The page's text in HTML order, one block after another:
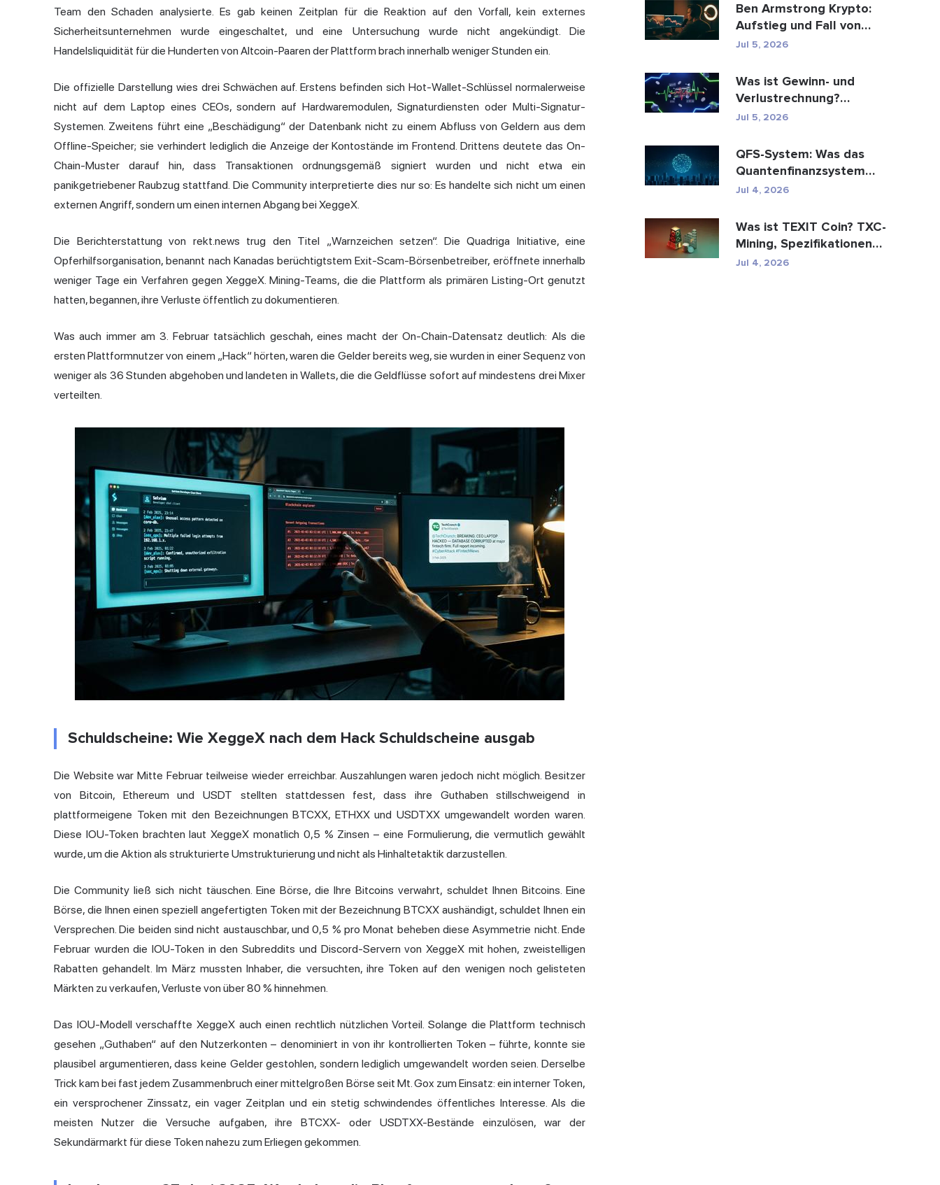
Team den Schaden analysierte. Es gab keinen Zeitplan für die Reaktion auf den Vorfall, kein externes
Sicherheitsunternehmen wurde eingeschaltet, und eine Untersuchung wurde nicht angekündigt. Die
Handelsliquidität für die Hunderten von Altcoin-Paaren der Plattform brach innerhalb weniger Stunden ein.
Die offizielle Darstellung wies drei Schwächen auf. Erstens befinden sich Hot-Wallet-Schlüssel normalerweise
nicht auf dem Laptop eines CEOs, sondern auf Hardwaremodulen, Signaturdiensten oder Multi-Signatur-
Systemen. Zweitens führt eine „Beschädigung“ der Datenbank nicht zu einem Abfluss von Geldern aus dem
Offline-Speicher; sie verhindert lediglich die Anzeige der Kontostände im Frontend. Drittens deutete das On-
Chain-Muster darauf hin, dass Transaktionen ordnungsgemäß signiert wurden und nicht etwa ein
panikgetriebener Raubzug stattfand. Die Community interpretierte dies nur so: Es handelte sich nicht um einen
externen Angriff, sondern um einen internen Abgang bei XeggeX.
Die Berichterstattung von rekt.news trug den Titel „Warnzeichen setzen“. Die Quadriga Initiative, eine
Opferhilfsorganisation, benannt nach Kanadas berüchtigtstem Exit-Scam-Börsenbetreiber, eröffnete innerhalb
weniger Tage ein Verfahren gegen XeggeX. Mining-Teams, die die Plattform als primären Listing-Ort genutzt
hatten, begannen, ihre Verluste öffentlich zu dokumentieren.
Was auch immer am 3. Februar tatsächlich geschah, eines macht der On-Chain-Datensatz deutlich: Als die
ersten Plattformnutzer von einem „Hack“ hörten, waren die Gelder bereits weg, sie wurden in einer Sequenz von
weniger als 36 Stunden abgehoben und landeten in Wallets, die die Geldflüsse sofort auf mindestens drei Mixer
verteilten.
Schuldscheine: Wie XeggeX nach dem Hack Schuldscheine ausgab
Die Website war Mitte Februar teilweise wieder erreichbar. Auszahlungen waren jedoch nicht möglich. Besitzer
von Bitcoin, Ethereum und USDT stellten stattdessen fest, dass ihre Guthaben stillschweigend in
plattformeigene Token mit den Bezeichnungen BTCXX, ETHXX und USDTXX umgewandelt worden waren.
Diese IOU-Token brachten laut XeggeX monatlich 0,5 % Zinsen – eine Formulierung, die vermutlich gewählt
wurde, um die Aktion als strukturierte Umstrukturierung und nicht als Hinhaltetaktik darzustellen.
Die Community ließ sich nicht täuschen. Eine Börse, die Ihre Bitcoins verwahrt, schuldet Ihnen Bitcoins. Eine
Börse, die Ihnen einen speziell angefertigten Token mit der Bezeichnung BTCXX aushändigt, schuldet Ihnen ein
Versprechen. Die beiden sind nicht austauschbar, und 0,5 % pro Monat beheben diese Asymmetrie nicht. Ende
Februar wurden die IOU-Token in den Subreddits und Discord-Servern von XeggeX mit hohen, zweistelligen
Rabatten gehandelt. Im März mussten Inhaber, die versuchten, ihre Token auf den wenigen noch gelisteten
Märkten zu verkaufen, Verluste von über 80 % hinnehmen.
Das IOU-Modell verschaffte XeggeX auch einen rechtlich nützlichen Vorteil. Solange die Plattform technisch
gesehen „Guthaben“ auf den Nutzerkonten – denominiert in von ihr kontrollierten Token – führte, konnte sie
plausibel argumentieren, dass keine Gelder gestohlen, sondern lediglich umgewandelt worden seien. Derselbe
Trick kam bei fast jedem Zusammenbruch einer mittelgroßen Börse seit Mt. Gox zum Einsatz: ein interner Token,
ein versprochener Zinssatz, ein vager Zeitplan und ein stetig schwindendes öffentliches Interesse. Als die
meisten Nutzer die Versuche aufgaben, ihre BTCXX- oder USDTXX-Bestände einzulösen, war der
Sekundärmarkt für diese Token nahezu zum Erliegen gekommen.
Ben Armstrong Krypto:
Aufstieg und Fall von
BitBoy
Jul 5, 2026
Was ist Gewinn- und
Verlustrechnung?
Bedeutung, Formel und
Jul 5, 2026
QFS-System: Was das
Quantenfinanzsystem
wirklich ist (2026)
Jul 4, 2026
Was ist TEXIT Coin? TXC-
Mining, Spezifikationen
und regulatorische...
Jul 4, 2026